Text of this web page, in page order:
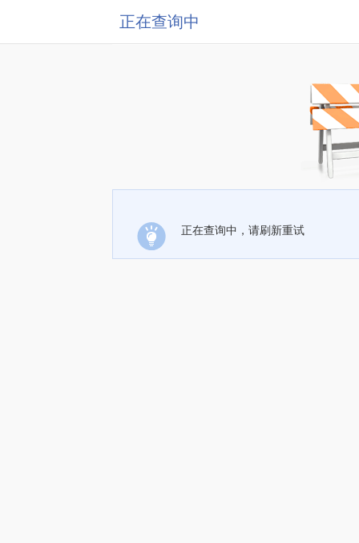
正在查询中
正在查询中，请刷新重试